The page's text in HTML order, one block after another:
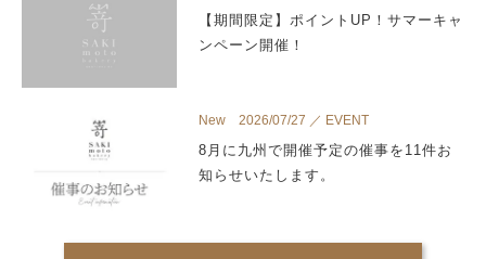
【期間限定】ポイントUP！サマーキャ
ンペーン開催！
New 2026/07/27 ／ EVENT
8月に九州で開催予定の催事を11件お
知らせいたします。